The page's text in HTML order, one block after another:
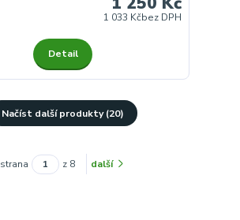
1 033 Kčbez DPH
Detail
Načíst další produkty (20)
strana z 8 další